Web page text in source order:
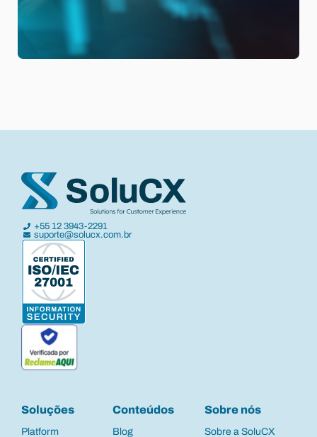
+55 12 3943-2291
suporte@solucx.com.br
Soluções
Platform
Conteúdos
Blog
Sobre nós
Sobre a SoluCX